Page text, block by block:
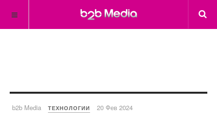
b2b Media ТЕХНОЛОГИИ 20 Фев 2024